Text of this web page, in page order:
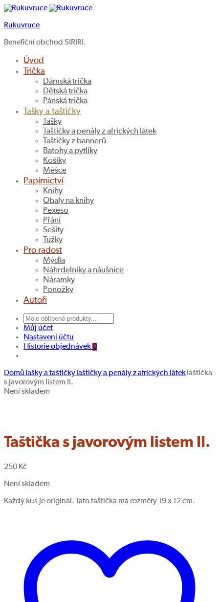
Rukuvruce
Benefiční obchod SIRIRI.
Úvod
Trička
Dámská trička
Dětská trička
Pánská trička
Tašky a taštičky
Tašky
Taštičky a penály z afrických látek
Taštičky z bannerů
Batohy a pytlíky
Košíky
Měšce
Papírnictví
Knihy
Obaly na knihy
Pexeso
Přání
Sešity
Tužky
Pro radost
Mýdla
Náhrdelníky a náušnice
Náramky
Ponožky
Autoři
Můj účet
Nastavení účtu
Historie objednávek0
Domů Tašky a taštičky Taštičky a penály z afrických látek Taštička
s javorovým listem II.
Navigace
Taštička
Taštička
Není skladem
Taštička s javorovým listem II.
250 Kč
Není skladem
Každý kus je originál. Tato taštička má rozměry 19 x 12 cm.